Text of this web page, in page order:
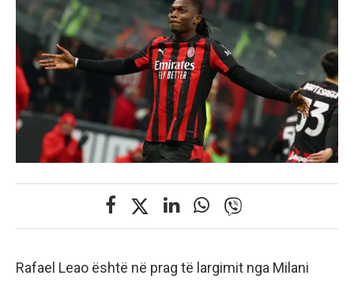
Rafael Leao është në prag të largimit nga Milani